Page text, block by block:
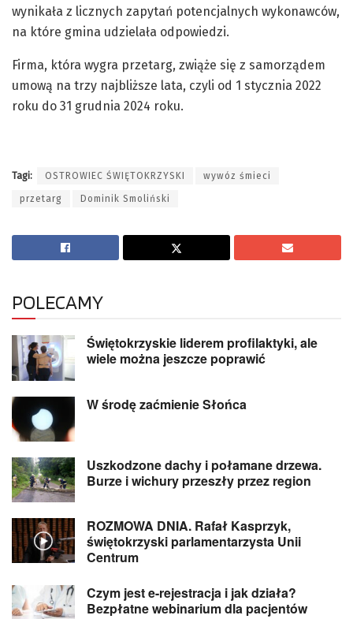
wynikała z licznych zapytań potencjalnych wykonawców,
na które gmina udzielała odpowiedzi.
Firma, która wygra przetarg, zwiąże się z samorządem
umową na trzy najbliższe lata, czyli od 1 stycznia 2022
roku do 31 grudnia 2024 roku.
Tagi: OSTROWIEC ŚWIĘTOKRZYSKI wywóz śmieci
przetarg Dominik Smoliński
POLECAMY
Świętokrzyskie liderem profilaktyki, ale
wiele można jeszcze poprawić
W środę zaćmienie Słońca
Uszkodzone dachy i połamane drzewa.
Burze i wichury przeszły przez region
ROZMOWA DNIA. Rafał Kasprzyk,
świętokrzyski parlamentarzysta Unii
Centrum
Czym jest e-rejestracja i jak działa?
Bezpłatne webinarium dla pacjentów